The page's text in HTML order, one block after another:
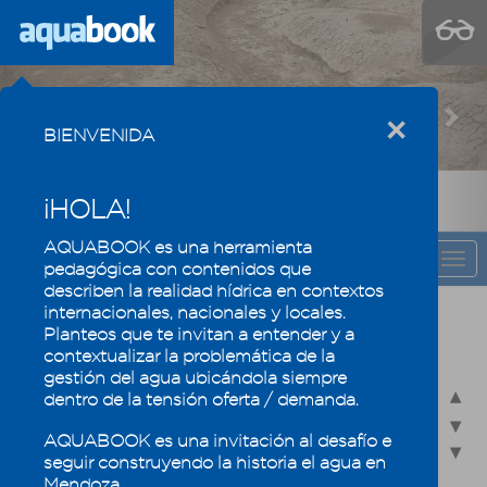
Previous
CAPÍTULO
Recursos hídricos de Mendoza en su
contexto regional
2.1 - Recursos hídricos superficiales
2.1.2 - Recursos hídricos de Mendoza y los sistemas de los que
forma parte
×
BIENVENIDA
¡HOLA!
AQUABOOK es una herramienta
pedagógica con contenidos que
describen la realidad hídrica en contextos
internacionales, nacionales y locales.
Planteos que te invitan a entender y a
contextualizar la problemática de la
gestión del agua ubicándola siempre
dentro de la tensión oferta / demanda.
AQUABOOK es una invitación al desafío e
seguir construyendo la historia el agua en